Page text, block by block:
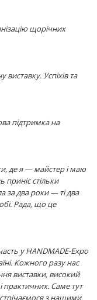
щорічних
виставку. Успіхів та
підтримка на
де я — майстер і маю
приніс стільки
за два роки — ті два
Рада, що це
у HANDMADE-Expo
Кожного разу нас
виставки, високий
практичних. Саме тут
з нашими